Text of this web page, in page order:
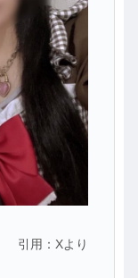
引用：Xより